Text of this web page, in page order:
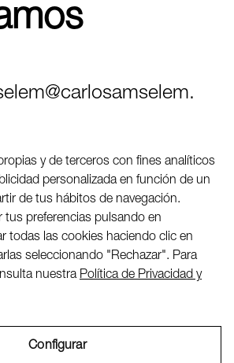
y de terceros con fines analíticos
personalizada en función de un
de tus hábitos de navegación.
tus preferencias pulsando en
todas las cookies haciendo clic en
seleccionando "Rechazar". Para
nuestra Política de Privacidad y
Configurar